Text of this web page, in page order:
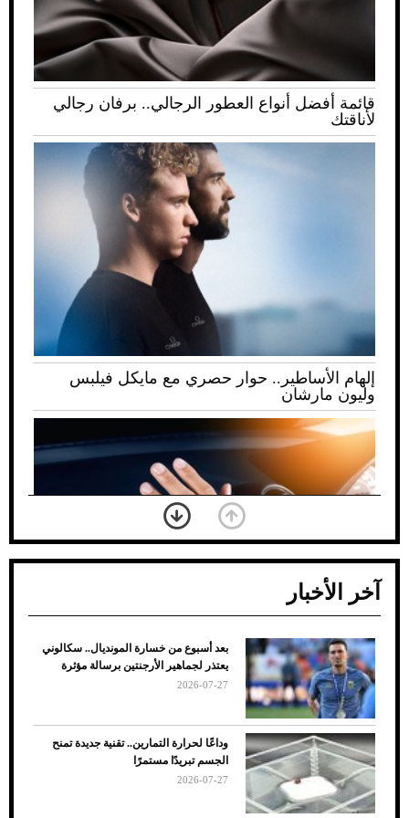
قائمة أفضل أنواع العطور الرجالي.. برفان رجالي
لأناقتك
إلهام الأساطير.. حوار حصري مع مايكل فيلبس
وليون مارشان
ضعف تبريد مكيف السيارة عند الوقوف.. أشهر
الأسباب والحلول
آخر الأخبار
بعد أسبوع من خسارة المونديال.. سكالوني
يعتذر لجماهير الأرجنتين برسالة مؤثرة
2026-07-27
وداعًا لحرارة التمارين.. تقنية جديدة تمنح
الجسم تبريدًا مستمرًا
2026-07-27